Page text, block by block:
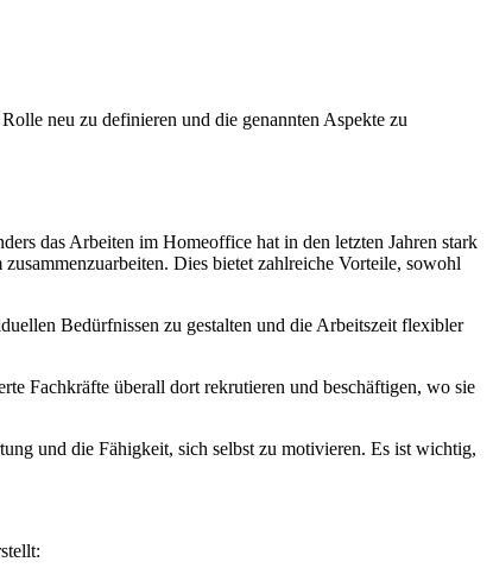
neu zu definieren und die genannten Aspekte zu
das Arbeiten im Homeoffice hat in den letzten Jahren stark
Dies bietet zahlreiche Vorteile, sowohl
Bedürfnissen zu gestalten und die Arbeitszeit flexibler
Fachkräfte überall dort rekrutieren und beschäftigen, wo sie
und die Fähigkeit, sich selbst zu motivieren. Es ist wichtig,